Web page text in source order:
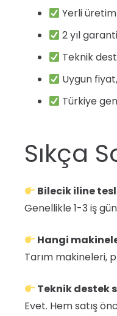
Yerli
2 yıl garanti
Teknik
Uygun
Türkiye
Sıkça
Bilecik iline
Genellikle 1-3 iş
Hangi
Tarım makineleri,
Teknik destek
Evet. Hem satış